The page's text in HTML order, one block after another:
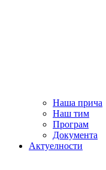
Наша прича
Наш тим
Програм
Документа
Актуелности